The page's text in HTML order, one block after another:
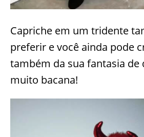
Capriche em um tridente
preferir e você ainda pode
também da sua fantasia de
muito bacana!